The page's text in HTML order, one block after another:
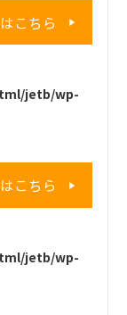
こちら
jetb/wp-
こちら
jetb/wp-